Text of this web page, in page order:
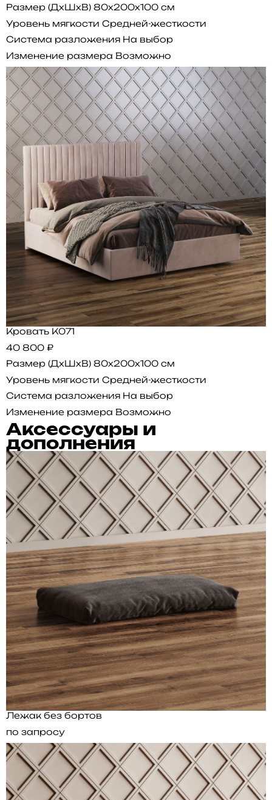
Размер (ДхШхВ) 80x200x100 см
Уровень мягкости Средней-жесткости
Система разложения На выбор
Изменение размера Возможно
Кровать K071
40 800 ₽
Размер (ДхШхВ) 80x200x100 см
Уровень мягкости Средней-жесткости
Система разложения На выбор
Изменение размера Возможно
Аксессуары и
дополнения
Лежак без бортов
по запросу